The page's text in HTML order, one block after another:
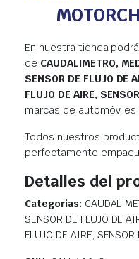
En nuestra tienda
de CAUDALIMETRO,
SENSOR DE FLUJO DE
FLUJO DE AIRE,
marcas de
Todos nuestros
perfectamente
Detalles del
Categorias:
SENSOR DE FLUJO DE
FLUJO DE AIRE, SENSOR